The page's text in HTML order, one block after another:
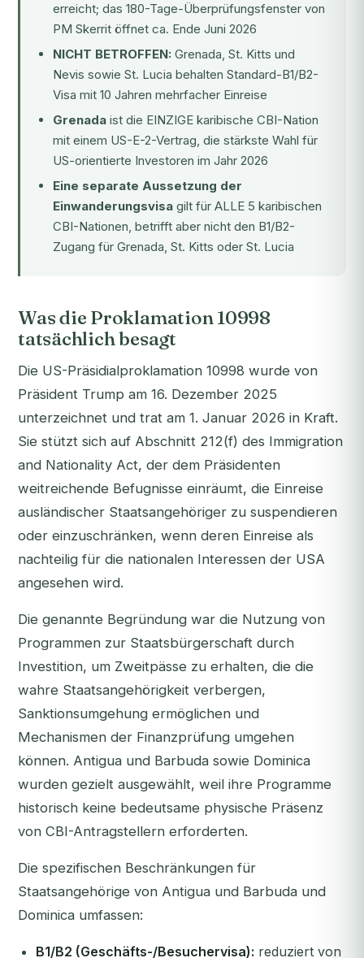
erreicht; das 180-Tage-Überprüfungsfenster von
PM Skerrit öffnet ca. Ende Juni 2026
NICHT BETROFFEN: Grenada, St. Kitts und
Nevis sowie St. Lucia behalten Standard-B1/B2-
Visa mit 10 Jahren mehrfacher Einreise
Grenada ist die EINZIGE karibische CBI-Nation
mit einem US-E-2-Vertrag, die stärkste Wahl für
US-orientierte Investoren im Jahr 2026
Eine separate Aussetzung der
Einwanderungsvisa gilt für ALLE 5 karibischen
CBI-Nationen, betrifft aber nicht den B1/B2-
Zugang für Grenada, St. Kitts oder St. Lucia
Was die Proklamation 10998
tatsächlich besagt
Die US-Präsidialproklamation 10998 wurde von
Präsident Trump am 16. Dezember 2025
unterzeichnet und trat am 1. Januar 2026 in Kraft.
Sie stützt sich auf Abschnitt 212(f) des Immigration
and Nationality Act, der dem Präsidenten
weitreichende Befugnisse einräumt, die Einreise
ausländischer Staatsangehöriger zu suspendieren
oder einzuschränken, wenn deren Einreise als
nachteilig für die nationalen Interessen der USA
angesehen wird.
Die genannte Begründung war die Nutzung von
Programmen zur Staatsbürgerschaft durch
Investition, um Zweitpässe zu erhalten, die die
wahre Staatsangehörigkeit verbergen,
Sanktionsumgehung ermöglichen und
Mechanismen der Finanzprüfung umgehen
können. Antigua und Barbuda sowie Dominica
wurden gezielt ausgewählt, weil ihre Programme
historisch keine bedeutsame physische Präsenz
von CBI-Antragstellern erforderten.
Die spezifischen Beschränkungen für
Staatsangehörige von Antigua und Barbuda und
Dominica umfassen:
B1/B2 (Geschäfts-/Besuchervisa): reduziert von